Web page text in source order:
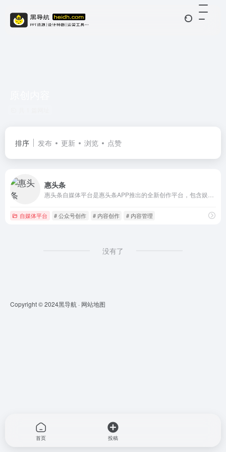
排序 发布 更新 浏览 点赞
惠头条
自媒体平台 # 公众号创作 # 内容创作 # 内容管理
没有了
Copyright © 2024黑导航 · 网站地图
首页 投稿